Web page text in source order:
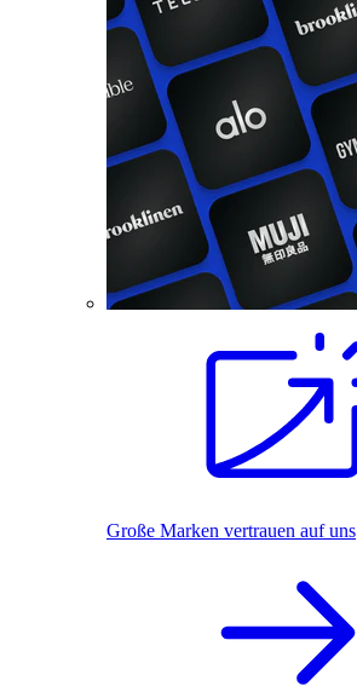
Große Marken vertrauen auf uns